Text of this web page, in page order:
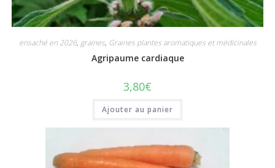
ensaché en 2026, graines, Graines plantes aromatiques et médicinales
Agripaume cardiaque
3,80€
Ajouter au panier